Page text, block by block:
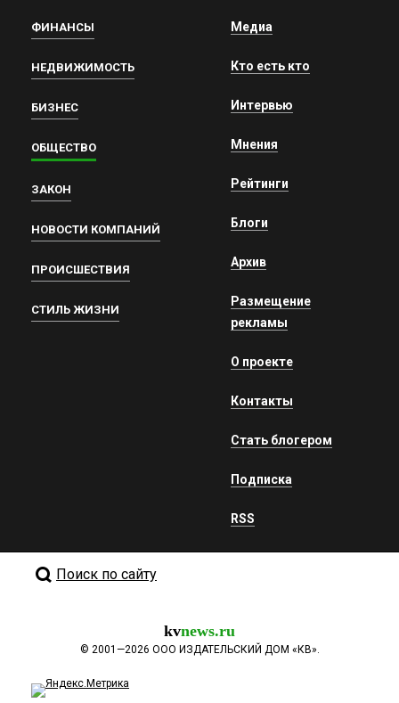
ФИНАНСЫ
НЕДВИЖИМОСТЬ
БИЗНЕС
ОБЩЕСТВО
ЗАКОН
НОВОСТИ КОМПАНИЙ
ПРОИСШЕСТВИЯ
СТИЛЬ ЖИЗНИ
Медиа
Кто есть кто
Интервью
Мнения
Рейтинги
Блоги
Архив
Размещение
рекламы
О проекте
Контакты
Стать блогером
Подписка
RSS
Поиск по сайту
kvnews.ru
© 2001—2026 ООО ИЗДАТЕЛЬСКИЙ ДОМ «КВ».